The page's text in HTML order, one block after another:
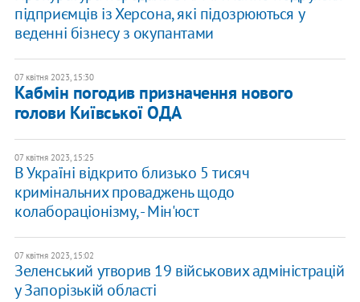
підприємців із Херсона, які підозрюються у
веденні бізнесу з окупантами
07 квітня 2023, 15:30
Кабмін погодив призначення нового
голови Київської ОДА
07 квітня 2023, 15:25
В Україні відкрито близько 5 тисяч
кримінальних проваджень щодо
колабораціонізму, - Мін'юст
07 квітня 2023, 15:02
Зеленський утворив 19 військових адміністрацій
у Запорізькій області